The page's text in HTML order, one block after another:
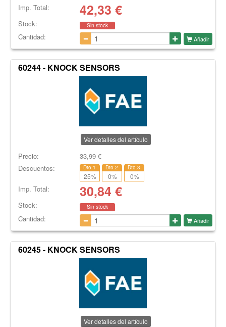
Imp. Total: 42,33 €
Stock: Sin stock
Cantidad: Añadir
60244 - KNOCK SENSORS
Ver detalles del artículo
Precio: 33,99€
Descuentos:
Dto.1
25%
Dto.2
0%
Dto.3
0%
Imp. Total: 30,84 €
Stock: Sin stock
Cantidad: Añadir
60245 - KNOCK SENSORS
Ver detalles del artículo